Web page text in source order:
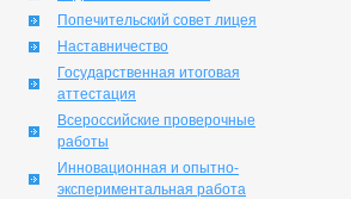
Попечительский совет лицея
Наставничество
Государственная итоговая
аттестация
Всероссийские проверочные
работы
Инновационная и опытно-
экспериментальная работа